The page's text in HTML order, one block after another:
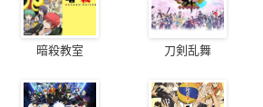
暗殺教室 刀剣乱舞